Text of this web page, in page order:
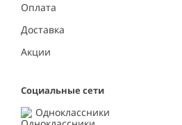
Оплата
Доставка
Акции
Социальные сети
Одноклассники